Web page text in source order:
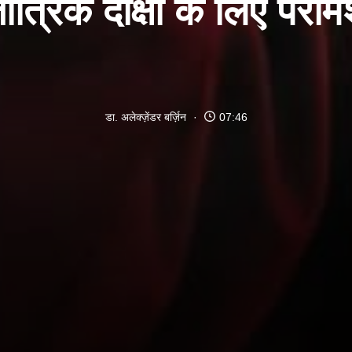
दीक्षा के लिए
डा. अलेक्ज़ेंडर बर्ज़िन 07:46